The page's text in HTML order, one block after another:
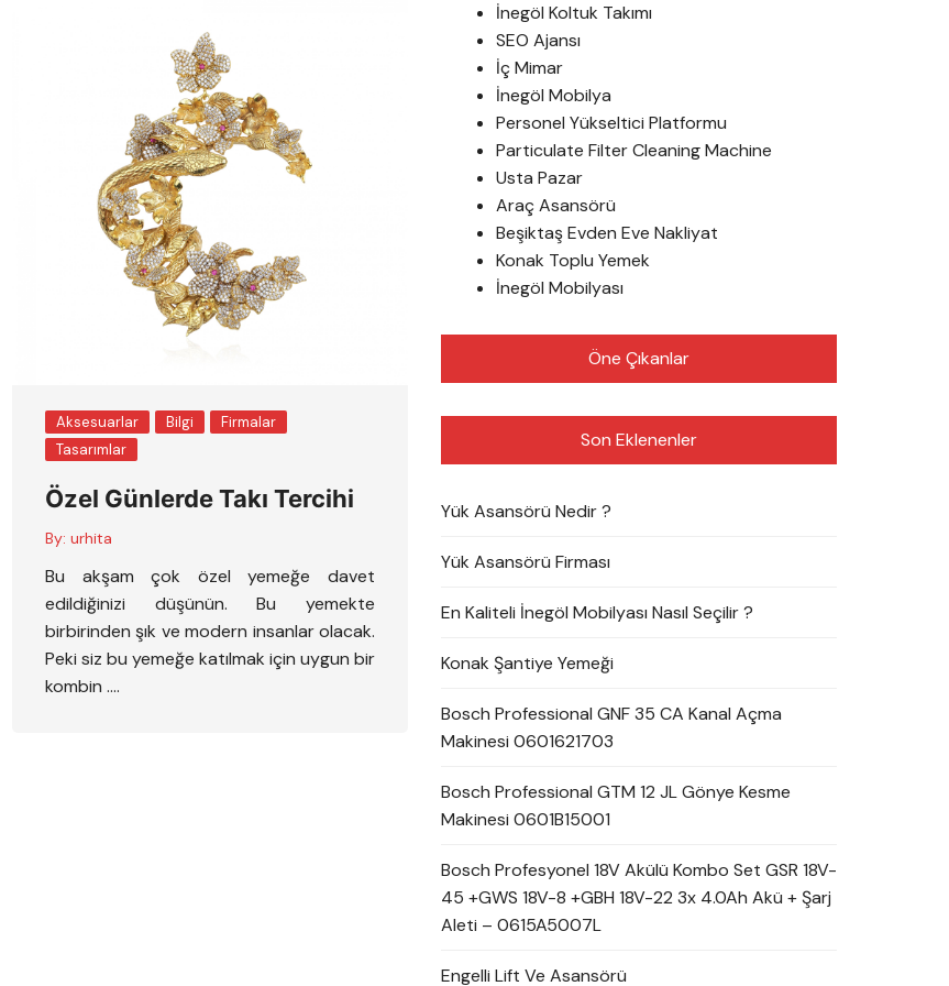
Aksesuarlar Bilgi
Firmalar
Tasarımlar
Özel Günlerde Takı Tercihi
By: urhita
Bu akşam çok özel yemeğe davet
edildiğinizi düşünün. Bu yemekte
birbirinden şık ve modern insanlar olacak.
Peki siz bu yemeğe katılmak için uygun bir
kombin ….
İnegöl Koltuk Takımı
SEO Ajansı
İç Mimar
İnegöl Mobilya
Personel Yükseltici Platformu
Particulate Filter Cleaning Machine
Usta Pazar
Araç Asansörü
Beşiktaş Evden Eve Nakliyat
Konak Toplu Yemek
İnegöl Mobilyası
Öne Çıkanlar
Son Eklenenler
Yük Asansörü Nedir ?
Yük Asansörü Firması
En Kaliteli İnegöl Mobilyası Nasıl Seçilir ?
Konak Şantiye Yemeği
Bosch Professional GNF 35 CA Kanal Açma
Makinesi 0601621703
Bosch Professional GTM 12 JL Gönye Kesme
Makinesi 0601B15001
Bosch Profesyonel 18V Akülü Kombo Set GSR 18V-
45 +GWS 18V-8 +GBH 18V-22 3x 4.0Ah Akü + Şarj
Aleti – 0615A5007L
Engelli Lift Ve Asansörü